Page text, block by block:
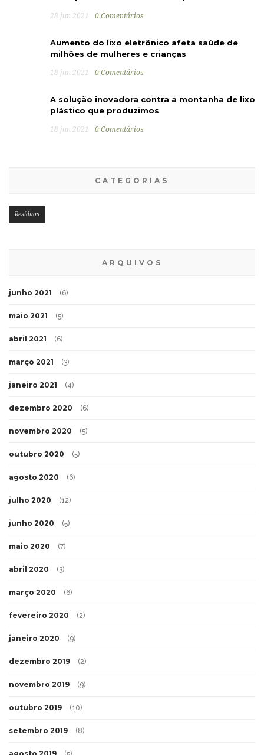
28 jun 2021 0 Comentários
Aumento do lixo eletrônico afeta saúde de
milhões de mulheres e crianças
18 jun 2021 0 Comentários
A solução inovadora contra a montanha de lixo
plástico que produzimos
18 jun 2021 0 Comentários
CATEGORIAS
Resíduos
ARQUIVOS
junho 2021 (6)
maio 2021 (5)
abril 2021 (6)
março 2021 (3)
janeiro 2021 (4)
dezembro 2020 (6)
novembro 2020 (5)
outubro 2020 (5)
agosto 2020 (6)
julho 2020 (12)
junho 2020 (5)
maio 2020 (7)
abril 2020 (3)
março 2020 (6)
fevereiro 2020 (2)
janeiro 2020 (9)
dezembro 2019 (2)
novembro 2019 (9)
outubro 2019 (10)
setembro 2019 (8)